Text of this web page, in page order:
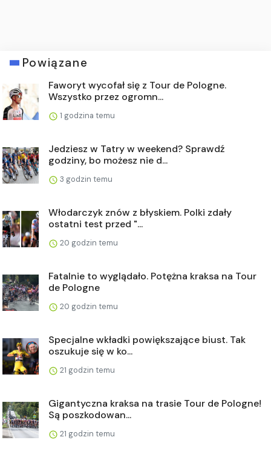
Powiązane
Faworyt wycofał się z Tour de Pologne.
Wszystko przez ogromn...
1 godzina temu
Jedziesz w Tatry w weekend? Sprawdź
godziny, bo możesz nie d...
3 godzin temu
Włodarczyk znów z błyskiem. Polki zdały
ostatni test przed "...
20 godzin temu
Fatalnie to wyglądało. Potężna kraksa na Tour
de Pologne
20 godzin temu
Specjalne wkładki powiększające biust. Tak
oszukuje się w ko...
21 godzin temu
Gigantyczna kraksa na trasie Tour de Pologne!
Są poszkodowan...
21 godzin temu